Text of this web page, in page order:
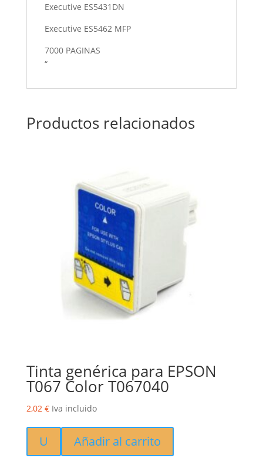
Executive ES5431DN
Executive ES5462 MFP
7000 PAGINAS
“
Productos relacionados
Tinta genérica para EPSON
T067 Color T067040
2,02 € Iva incluido
U Añadir al carrito